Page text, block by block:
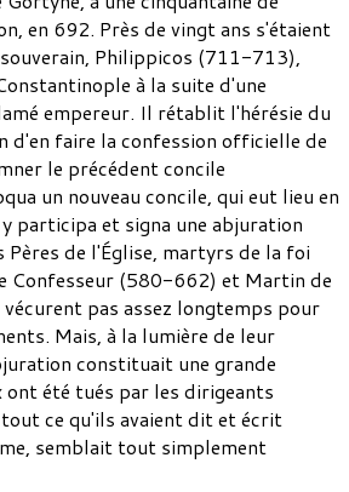
en 692. Près de vingt ans s'étaient
Philippicos (711-713),
à la suite d'une
empereur. Il rétablit l'hérésie du
d'en faire la confession officielle de
le précédent concile
un nouveau concile, qui eut lieu en
participa et signa une abjuration
Pères de l'Église, martyrs de la foi
Confesseur (580-662) et Martin de
pas assez longtemps pour
Mais, à la lumière de leur
constituait une grande
ont été tués par les dirigeants
ce qu'ils avaient dit et écrit
semblait tout simplement